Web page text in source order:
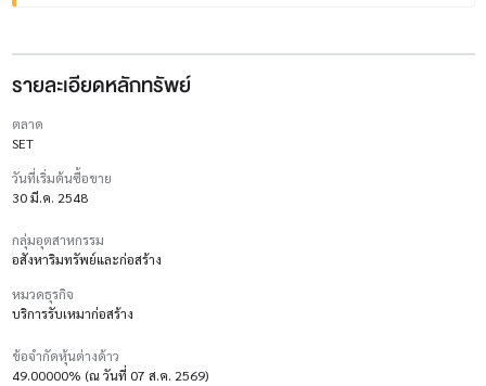
รายละเอียดหลักทรัพย์
ตลาด
SET
วันที่เริ่มต้นซื้อขาย
30 มี.ค. 2548
กลุ่มอุตสาหกรรม
อสังหาริมทรัพย์และก่อสร้าง
หมวดธุรกิจ
บริการรับเหมาก่อสร้าง
ข้อจำกัดหุ้นต่างด้าว
49.00000% (ณ วันที่ 07 ส.ค. 2569)